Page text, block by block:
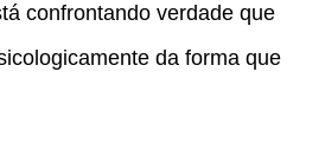
confrontando verdade que
da forma que